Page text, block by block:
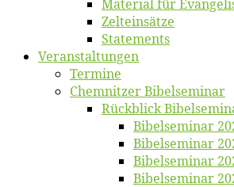
Ma­te­ri­al für
Zelt­ein­sät­ze
State­ments
Ver­an­stal­tun­gen
Ter­mi­ne
Chemnit­zer Bibelseminar
Rück­blick
Bi­bel­se­mi­nar
Bi­bel­se­mi­nar
Bi­bel­se­mi­nar
Bi­bel­se­mi­nar